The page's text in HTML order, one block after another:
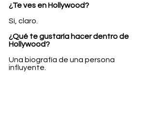
¿Te ves en Hollywood?
Sí, claro.
¿Qué te gustaría hacer dentro de
Hollywood?
Una biografía de una persona
influyente.